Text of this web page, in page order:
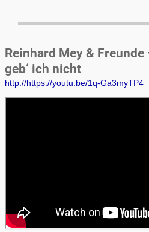
Reinhard Mey &
geb‘ ich nicht
http://https://youtu.be/1q-Ga3myTP4